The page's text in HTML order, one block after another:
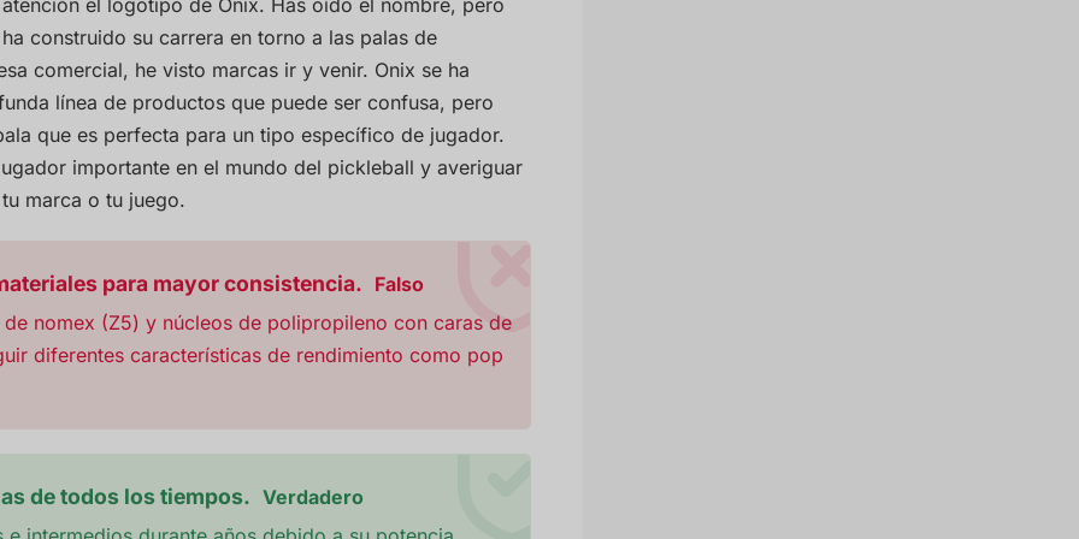
el logotipo de Onix. Has oído el nombre, pero
construido su carrera en torno a las palas de
comercial, he visto marcas ir y venir. Onix se ha
línea de productos que puede ser confusa, pero
que es perfecta para un tipo específico de jugador.
importante en el mundo del pickleball y averiguar
marca o tu juego.
para mayor consistencia. Falso
nomex (Z5) y núcleos de polipropileno con caras de
diferentes características de rendimiento como pop
de todos los tiempos. Verdadero